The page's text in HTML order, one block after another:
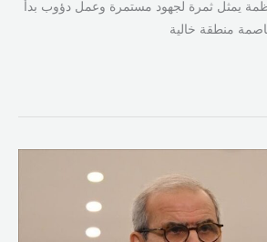
يمثل ثمرة لجهود مستمرة وعمل دؤوب بدأ